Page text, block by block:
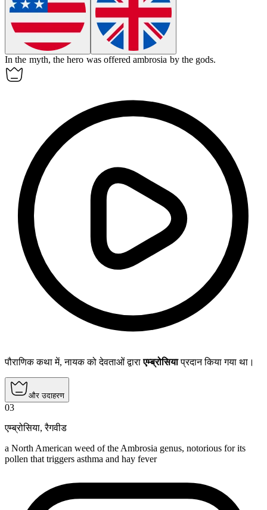
In the myth, the hero was offeredambrosia by the gods.
पौराणिक कथा में, नायक को देवताओं द्वाराएम्ब्रोसियाप्रदान किया गया था।
और उदाहरण
03
एम्ब्रोसिया,रैगवीड
a North American weed of the Ambrosia genus, notorious for its
pollen that triggers asthma and hay fever